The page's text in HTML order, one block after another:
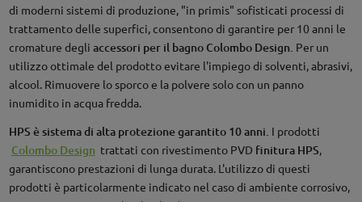
di moderni sistemi di produzione, "in primis" sofisticati processi di
trattamento delle superfici, consentono di garantire per 10 anni le
cromature degli accessori per il bagno Colombo Design. Per un
utilizzo ottimale del prodotto evitare l'impiego di solventi, abrasivi,
alcool. Rimuovere lo sporco e la polvere solo con un panno
inumidito in acqua fredda.
HPS è sistema di alta protezione garantito 10 anni. I prodotti
Colombo Design trattati con rivestimento PVD finitura HPS
garantiscono prestazioni di lunga durata. L'utilizzo di questi
prodotti è particolarmente indicato nel caso di ambiente corrosivo,